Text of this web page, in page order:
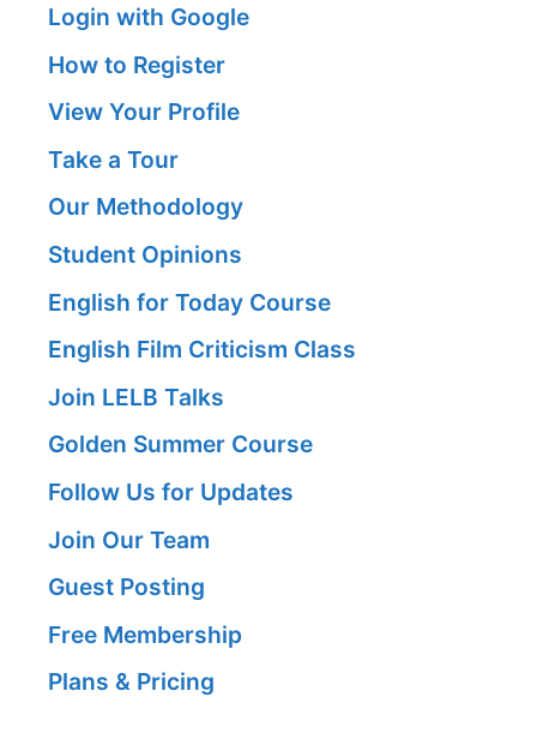
Login with Google
How to Register
View Your Profile
Take a Tour
Our Methodology
Student Opinions
English for Today Course
English Film Criticism Class
Join LELB Talks
Golden Summer Course
Follow Us for Updates
Join Our Team
Guest Posting
Free Membership
Plans & Pricing